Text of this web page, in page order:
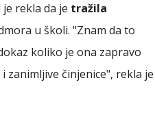
rekla da je tražila
u školi. "Znam da to
koliko je ona zapravo
zanimljive činjenice", rekla je